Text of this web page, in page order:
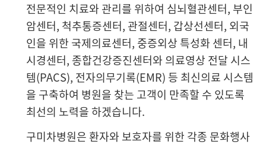
전문적인 치료와 관리를 위하여 심뇌혈관센터, 부인
암센터, 척추통증센터, 관절센터, 갑상선센터, 외국
인을 위한 국제의료센터, 중증외상 특성화 센터, 내
시경센터, 종합건강증진센터와 의료영상 전달 시스
템(PACS), 전자의무기록(EMR) 등 최신의료 시스템
을 구축하여 병원을 찾는 고객이 만족할 수 있도록
최선의 노력을 하겠습니다.
구미차병원은 환자와 보호자를 위한 각종 문화행사